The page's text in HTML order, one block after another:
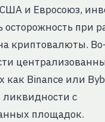
и Евросоюз,
осторожность при
криптовалюты.
как Binance или
ликвидности с
площадок.